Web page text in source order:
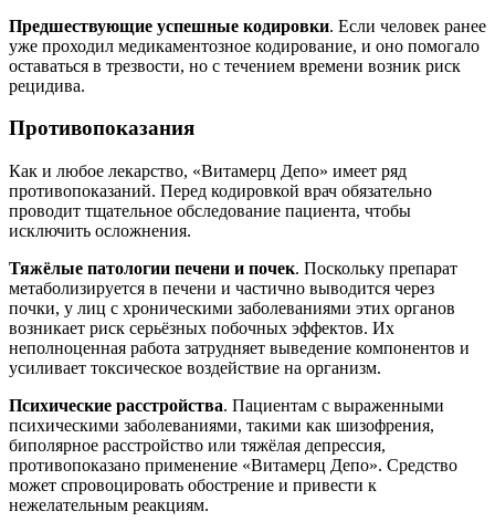
Предшествующие успешные кодировки. Если человек ранее
уже проходил медикаментозное кодирование, и оно помогало
оставаться в трезвости, но с течением времени возник риск
рецидива.
Противопоказания
Как и любое лекарство, «Витамерц Депо» имеет ряд
противопоказаний. Перед кодировкой врач обязательно
проводит тщательное обследование пациента, чтобы
исключить осложнения.
Тяжёлые патологии печени и почек. Поскольку препарат
метаболизируется в печени и частично выводится через
почки, у лиц с хроническими заболеваниями этих органов
возникает риск серьёзных побочных эффектов. Их
неполноценная работа затрудняет выведение компонентов и
усиливает токсическое воздействие на организм.
Психические расстройства. Пациентам с выраженными
психическими заболеваниями, такими как шизофрения,
биполярное расстройство или тяжёлая депрессия,
противопоказано применение «Витамерц Депо». Средство
может спровоцировать обострение и привести к
нежелательным реакциям.